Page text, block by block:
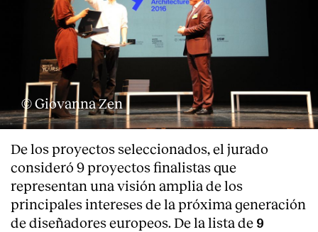
© Giovanna Zen
De los proyectos seleccionados, el jurado
consideró 9 proyectos finalistas que
representan una visión amplia de los
principales intereses de la próxima generación
de diseñadores europeos. De la lista de 9